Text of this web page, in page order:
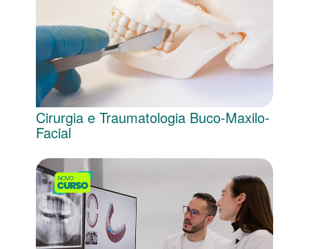
Cirurgia e Traumatologia Buco-Maxilo-
Facial